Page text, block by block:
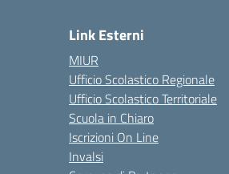
Link Esterni
MIUR
Ufficio Scolastico Regionale
Ufficio Scolastico Territoriale
Scuola in Chiaro
Iscrizioni On Line
Invalsi